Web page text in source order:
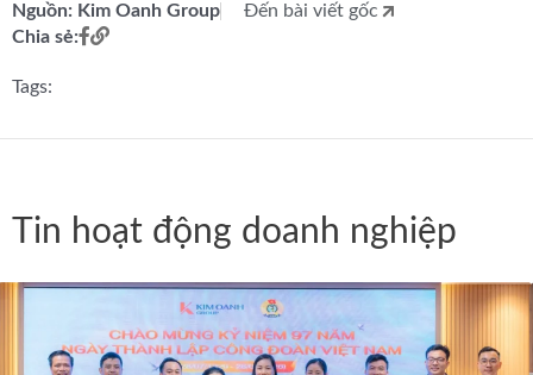
Nguồn: Kim Oanh Group
Đến bài viết gốc
Chia sẻ:
Tags:
Tin hoạt động doanh nghiệp